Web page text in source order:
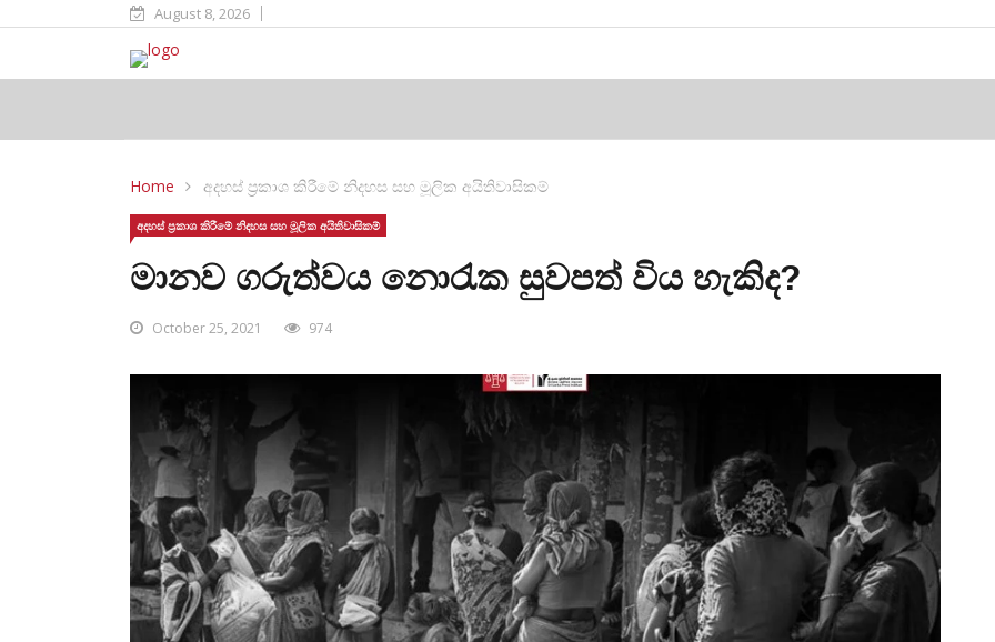
August 8, 2026
Home අදහස් ප්‍රකාශ කිරීමේ නිදහස සහ මූලික අයිතිවාසිකම්
අදහස් ප්‍රකාශ කිරීමේ නිදහස සහ මූලික අයිතිවාසිකම්
මානව ගරුත්වය නොරැක සුවපත් විය හැකිද?
October 25, 2021 974